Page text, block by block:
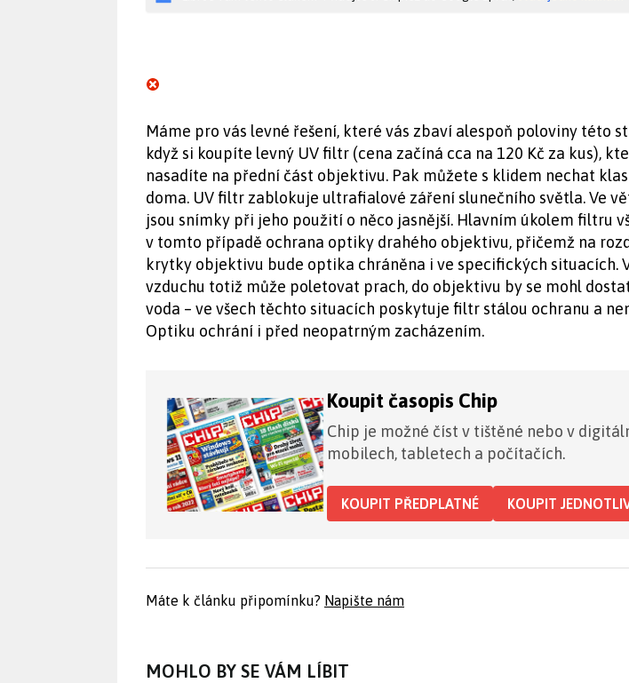
Máme pro vás levné řešení, které vás zbaví alespoň poloviny této
když si koupíte levný UV filtr (cena začíná cca na 120 Kč za kus),
nasadíte na přední část objektivu. Pak můžete s klidem nechat
doma. UV filtr zablokuje ultrafialové záření slunečního světla. Ve
jsou snímky při jeho použití o něco jasnější. Hlavním úkolem filtru
v tomto případě ochrana optiky drahého objektivu, přičemž na
krytky objektivu bude optika chráněna i ve specifických situacích.
vzduchu totiž může poletovat prach, do objektivu by se mohl
voda – ve všech těchto situacích poskytuje filtr stálou ochranu a
Optiku ochrání i před neopatrným zacházením.
Koupit časopis Chip
Chip je možné číst v tištěné nebo v
mobilech, tabletech a počítačích.
KOUPIT PŘEDPLATNÉ KOUPIT
Máte k článku připomínku? Napište nám
MOHLO BY SE VÁM LÍBIT